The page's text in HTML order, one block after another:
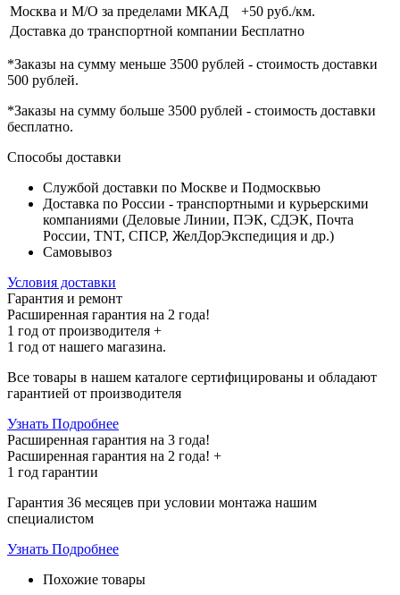
Москва и М/О за пределами МКАД
+50 руб./км.
Доставка до транспортной компании Бесплатно
*Заказы на сумму меньше 3500 рублей - стоимость доставки
500 рублей.
*Заказы на сумму больше 3500 рублей - стоимость доставки
бесплатно.
Способы доставки
Службой доставки по Москве и Подмосквью
Доставка по России - транспортными и курьерскими
компаниями (Деловые Линии, ПЭК, СДЭК, Почта
России, TNT, СПСР, ЖелДорЭкспедиция и др.)
Самовывоз
Условия доставки
Гарантия и ремонт
Расширенная гарантия на 2 года!
1 год от производителя +
1 год от нашего магазина.
Все товары в нашем каталоге сертифицированы и обладают
гарантией от производителя
Узнать Подробнее
Расширенная гарантия на 3 года!
Расширенная гарантия на 2 года! +
1 год гарантии
Гарантия 36 месяцев при условии монтажа нашим
специалистом
Узнать Подробнее
Похожие товары